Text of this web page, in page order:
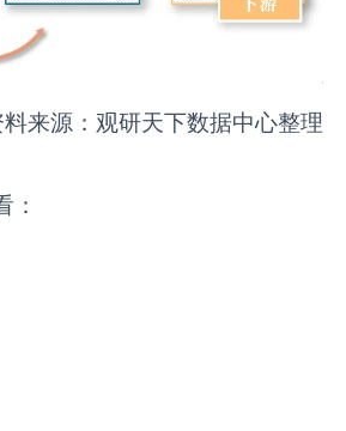
料来源：观研天下数据中心整理
：